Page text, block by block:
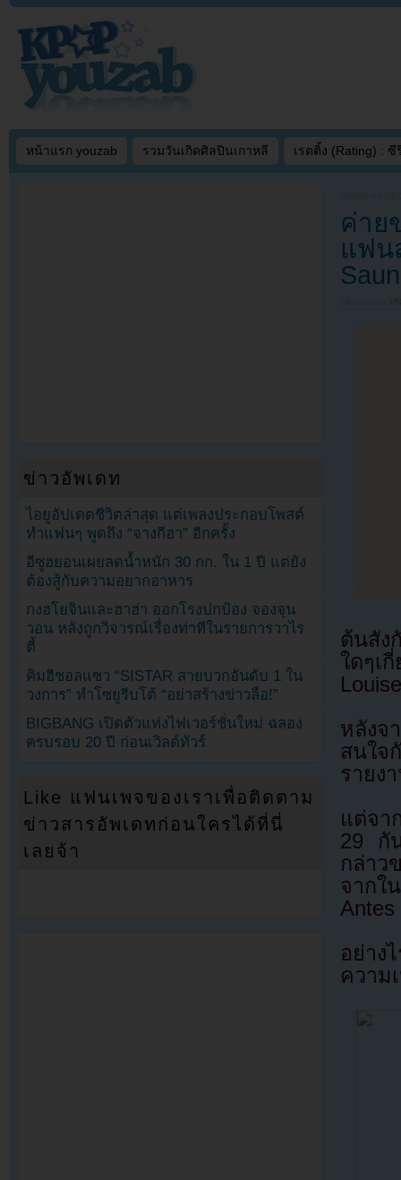
หน้าแรก youzab รวมวันเกิดศิลปินเกาหลี เรตติ้ง (Rating) : ซี
ค่าย
แฟน
ต้นสัง
ใดๆเ
หลังจ
สนใจ
รายง
แต่จา
29 กั
กล่าว
จากใ
Antes
อย่าง
ความ
ข่าวอัพเดท
ไอยูอัปเดตชีวิตล่าสุด แต่เพลงประกอบโพสต์
ทำแฟนๆ พูดถึง “จางกีฮา” อีกครั้ง
อีซูฮยอนเผยลดน้ำหนัก 30 กก. ใน 1 ปี แต่ยัง
ต้องสู้กับความอยากอาหาร
กงฮโยจินและฮาฮ่า ออกโรงปกป้อง จองจุน
วอน หลังถูกวิจารณ์เรื่องท่าทีในรายการวาไร
ตี้
คิมฮีชอลแซว “SISTAR สายบวกอันดับ 1 ใน
วงการ” ทำโซยูรีบโต้ “อย่าสร้างข่าวลือ!”
BIGBANG เปิดตัวแท่งไฟเวอร์ชั่นใหม่ ฉลอง
ครบรอบ 20 ปี ก่อนเวิลด์ทัวร์
Like แฟนเพจของเราเพื่อติดตาม
ข่าวสารอัพเดทก่อนใครได้ที่นี่
เลยจ้า